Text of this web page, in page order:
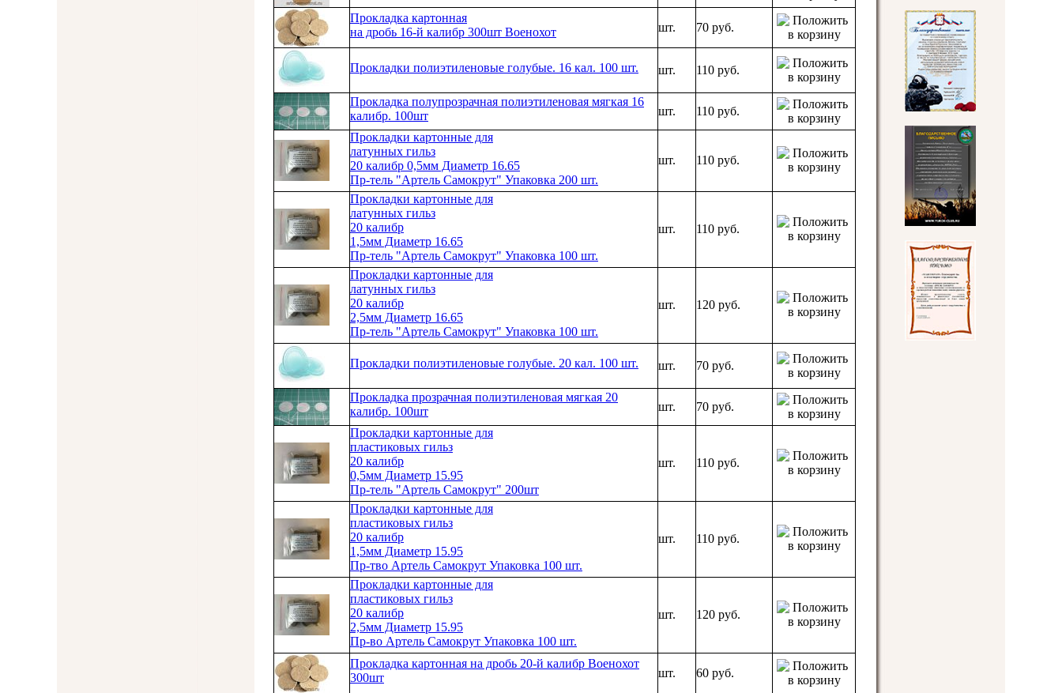
Прокладка картонная
на дробь 16-й калибр 300шт Военохот
шт. 70 руб.
Прокладки полиэтиленовые голубые. 16 кал. 100 шт. шт. 110 руб.
Прокладка полупрозрачная полиэтиленовая мягкая 16
калибр. 100шт
шт. 110 руб.
Прокладки картонные для
латунных гильз
20 калибр 0,5мм Диаметр 16.65
Пр-тель "Артель Самокрут" Упаковка 200 шт.
шт. 110 руб.
Прокладки картонные для
латунных гильз
20 калибр
1,5мм Диаметр 16.65
Пр-тель "Артель Самокрут" Упаковка 100 шт.
шт. 110 руб.
Прокладки картонные для
латунных гильз
20 калибр
2,5мм Диаметр 16.65
Пр-тель "Артель Самокрут" Упаковка 100 шт.
шт. 120 руб.
Прокладки полиэтиленовые голубые. 20 кал. 100 шт. шт. 70 руб.
Прокладка прозрачная полиэтиленовая мягкая 20
калибр. 100шт
шт. 70 руб.
Прокладки картонные для
пластиковых гильз
20 калибр
0,5мм Диаметр 15.95
Пр-тель "Артель Самокрут" 200шт
шт. 110 руб.
Прокладки картонные для
пластиковых гильз
20 калибр
1,5мм Диаметр 15.95
Пр-тво Артель Самокрут Упаковка 100 шт.
шт. 110 руб.
Прокладки картонные для
пластиковых гильз
20 калибр
2,5мм Диаметр 15.95
Пр-во Артель Самокрут Упаковка 100 шт.
шт. 120 руб.
Прокладка картонная на дробь 20-й калибр Военохот
300шт
шт. 60 руб.